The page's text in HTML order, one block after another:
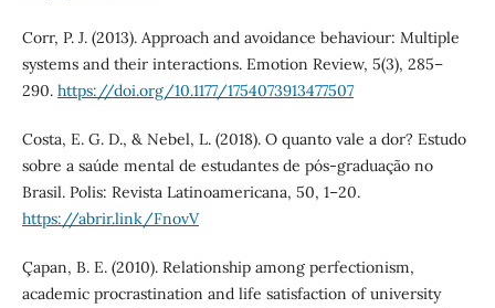
Corr, P. J. (2013). Approach and avoidance behaviour: Multiple
systems and their interactions. Emotion Review, 5(3), 285–
290. https://doi.org/10.1177/1754073913477507
Costa, E. G. D., & Nebel, L. (2018). O quanto vale a dor? Estudo
sobre a saúde mental de estudantes de pós-graduação no
Brasil. Polis: Revista Latinoamericana, 50, 1–20.
https://abrir.link/FnovV
Çapan, B. E. (2010). Relationship among perfectionism,
academic procrastination and life satisfaction of university